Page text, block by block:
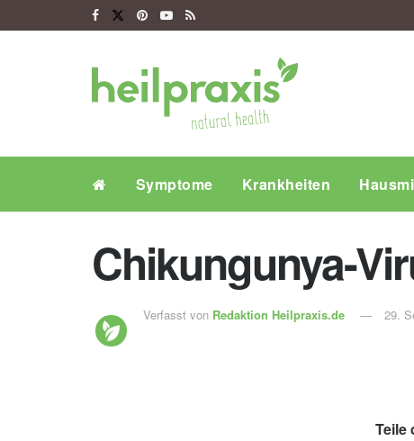
Symptome Krankheiten
Chikungunya-
Verfasst von Redaktion Heilpraxis.de 29.
Teile